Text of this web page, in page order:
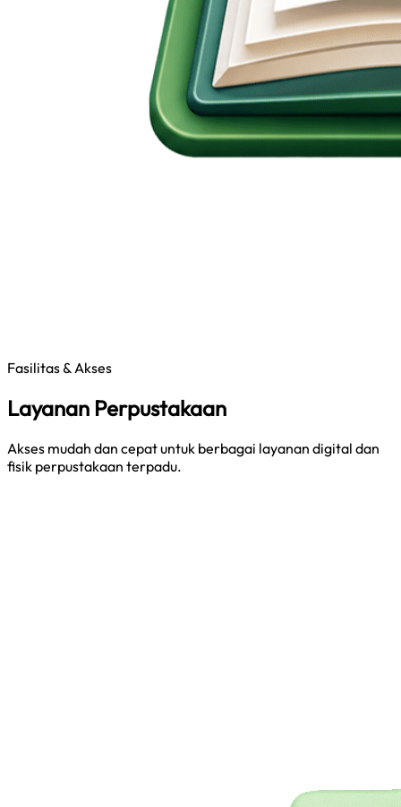
Fasilitas & Akses
Layanan Perpustakaan
Akses mudah dan cepat untuk berbagai layanan digital dan
fisik perpustakaan terpadu.